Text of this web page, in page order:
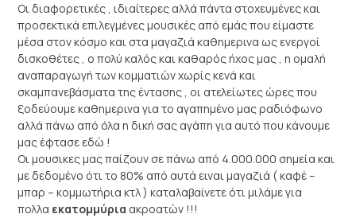
Οι διαφορετικές , ιδιαίτερες αλλά πάντα στοχευμένες και
προσεκτικά επιλεγμένες μουσικές από εμάς που είμαστε
μέσα στον κόσμο και στα μαγαζιά καθημερινα ως ενεργοί
δισκοθέτες , ο πολύ καλός και καθαρός ήχος μας , η ομαλή
αναπαραγωγή των κομματιών χωρίς κενά και
σκαμπανεβάσματα της έντασης , οι ατελείωτες ώρες που
ξοδεύουμε καθημερινα για το αγαπημένο μας ραδιόφωνο
αλλά πάνω από όλα η δική σας αγάπη για αυτό που κάνουμε
μας έφτασε εδώ !
Oι μουσικες μας παίζουν σε πάνω από 4.000.000 σημεία και
με δεδομένο ότι το 80% από αυτά ειναι μαγαζιά ( καφέ –
μπαρ – κομμωτήρια κτλ ) καταλαβαίνετε ότι μιλάμε για
πολλα εκατομμύρια ακροατών !!!